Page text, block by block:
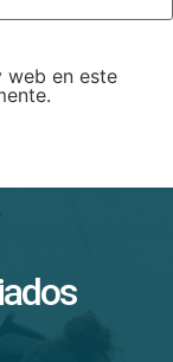
web en este